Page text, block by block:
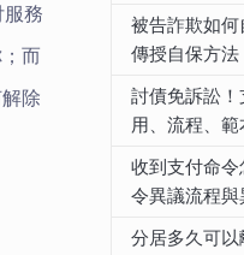
務
而
除
被告詐欺如何
傳授自保方法
討債免訴訟
用、流程、
收到支付命
令異議流程
分居多久可